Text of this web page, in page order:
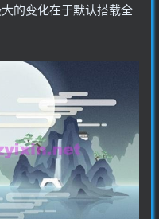
的变化在于默认搭载全